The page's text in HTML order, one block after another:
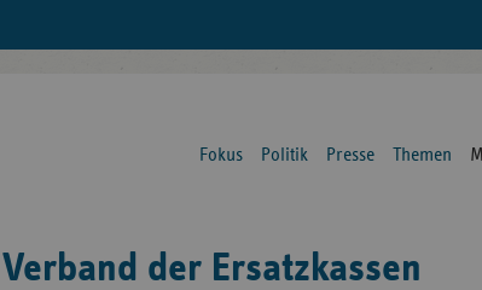
Fokus Politik Presse Themen
Verband der Ersatzkassen